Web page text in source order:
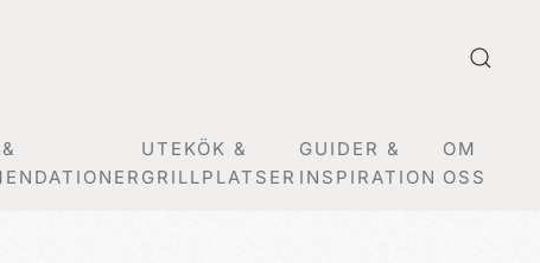
UTEKÖK &
GRILLPLATSER
GUIDER &
INSPIRATION
OM
OSS